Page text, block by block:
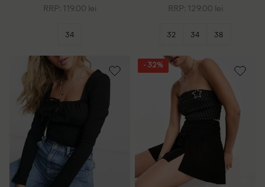
RRP: 119.00 lei
34
RRP: 129.00 lei
32 34 38
- 32%